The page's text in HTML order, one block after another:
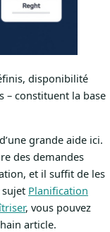
disponibilité
– constituent la base
grande aide ici.
des demandes
et il suffit de les
Planification
, vous pouvez
article.